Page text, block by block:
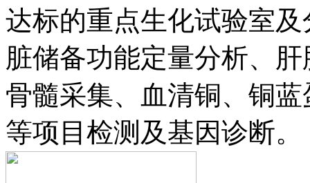
达标的重点生化试验室
脏储备功能定量分析、
骨髓采集、血清铜、铜
等项目检测及基因诊断。